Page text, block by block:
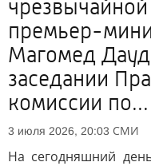
премьер-
Магомед
заседании
комиссии по...
3 июля 2026, 20:03 СМИ
На сегодняшний